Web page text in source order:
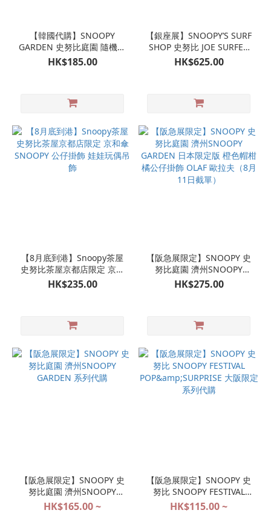
【韓國代購】SNOOPY
GARDEN 史努比庭園 隨機抽
款 FIGURE 擺設一個｜濟州
島限定
HK$185.00
【銀座展】SNOOPY’S SURF
SHOP 史努比 JOE SURFER
滑浪公仔 娃娃玩偶
HK$625.00
【8月底到港】Snoopy茶屋
史努比茶屋京都店限定 京和
傘 SNOOPY 公仔掛飾 娃娃
玩偶吊飾
HK$235.00
【阪急展限定】SNOOPY 史
努比庭園 濟州SNOOPY
GARDEN 日本限定版 橙色帽
柑橘公仔掛飾 OLAF 歐拉夫
HK$275.00
【阪急展限定】SNOOPY 史
努比庭園 濟州SNOOPY
GARDEN 系列代購
HK$165.00 ~
【阪急展限定】SNOOPY 史
努比 SNOOPY FESTIVAL
POP&SURPRISE 大阪限定系
HK$115.00 ~